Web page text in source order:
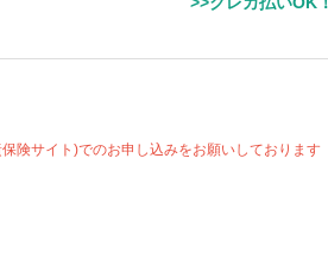
険サイト)でのお申し込みをお願いしております